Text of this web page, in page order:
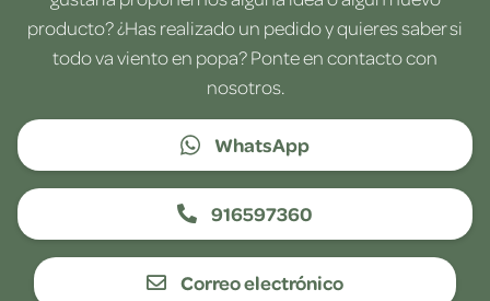
producto? ¿Has realizado un pedido y quieres saber si
todo va viento en popa? Ponte en contacto con
nosotros.
WhatsApp
916597360
Correo electrónico